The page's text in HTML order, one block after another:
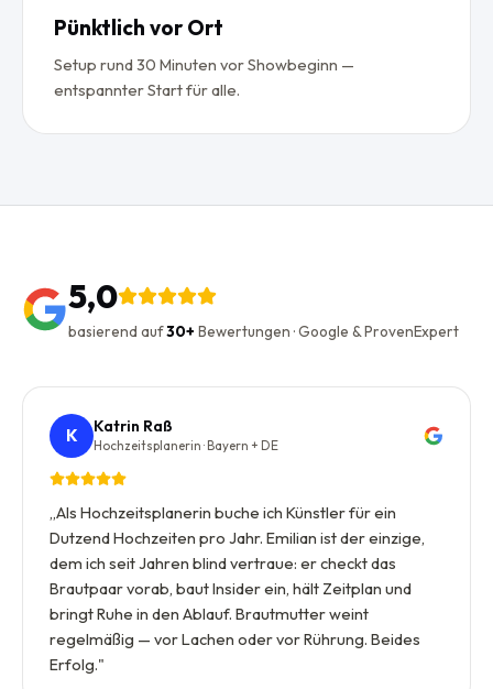
Pünktlich vor Ort
Setup rund 30 Minuten vor Showbeginn —
entspannter Start für alle.
5,0
basierend auf30+ Bewertungen · Google & ProvenExpert
K Katrin Raß
Hochzeitsplanerin · Bayern + DE
„Als Hochzeitsplanerin buche ich Künstler für ein
Dutzend Hochzeiten pro Jahr. Emilian ist der einzige,
dem ich seit Jahren blind vertraue: er checkt das
Brautpaar vorab, baut Insider ein, hält Zeitplan und
bringt Ruhe in den Ablauf. Brautmutter weint
regelmäßig — vor Lachen oder vor Rührung. Beides
Erfolg."